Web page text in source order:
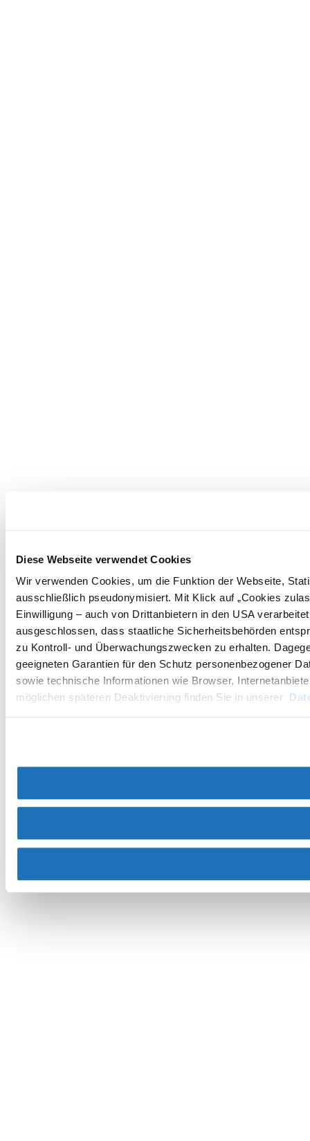
Diese Webseite verwendet Cookies
Wir verwenden Cookies, um die Funktion der Webseite,
ausschließlich pseudonymisiert. Mit Klick auf „Cookies
Einwilligung – auch von Drittanbietern in den USA
ausgeschlossen, dass staatliche Sicherheitsbehörden
zu Kontroll- und Überwachungszwecken zu erhalten.
geeigneten Garantien für den Schutz personenbezogener
sowie technische Informationen wie Browser,
möglichen späteren Deaktivierung finden Sie in unserer